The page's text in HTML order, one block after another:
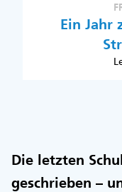
Ein Jahr
Die letzten
geschrieben –